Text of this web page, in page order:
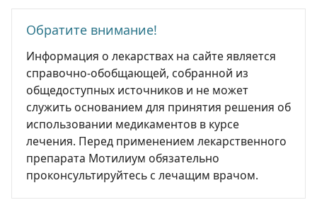
Обратите внимание!
Информация о лекарствах на сайте является
справочно-обобщающей, собранной из
общедоступных источников и не может
служить основанием для принятия решения об
использовании медикаментов в курсе
лечения. Перед применением лекарственного
препарата Мотилиум обязательно
проконсультируйтесь с лечащим врачом.